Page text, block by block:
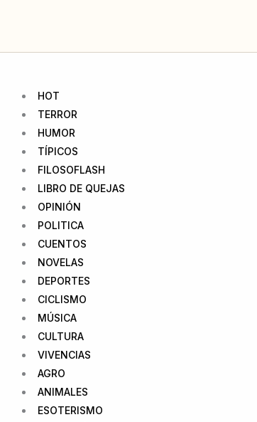
HOT
TERROR
HUMOR
TÍPICOS
FILOSOFLASH
LIBRO DE QUEJAS
OPINIÓN
POLITICA
CUENTOS
NOVELAS
DEPORTES
CICLISMO
MÚSICA
CULTURA
VIVENCIAS
AGRO
ANIMALES
ESOTERISMO